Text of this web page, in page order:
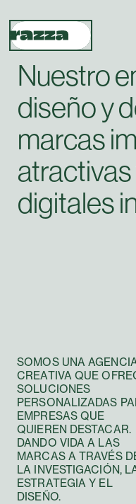
Nuestro
diseño y
marcas
digitales
SOMOS UNA
CREATIVA QUE
SOLUCIONES
PERSONALIZADAS
EMPRESAS QUE
QUIEREN DESTACAR.
DANDO VIDA A LAS
MARCAS A TRAVÉS
LA INVESTIGACIÓN,
ESTRATEGIA Y EL
DISEÑO.